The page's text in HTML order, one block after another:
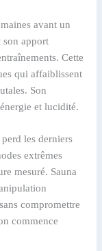
avant un
son apport
Cette
qui affaiblissent
Son
et lucidité.
les derniers
extrêmes
mesuré. Sauna
compromettre
commence